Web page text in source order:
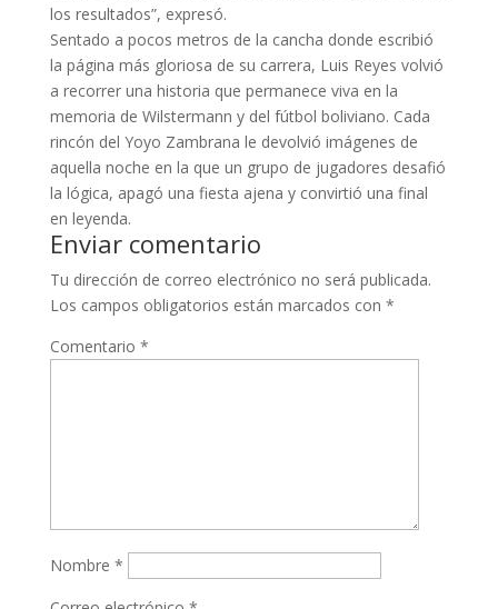
los resultados”, expresó.
Sentado a pocos metros de la cancha donde escribió
la página más gloriosa de su carrera, Luis Reyes volvió
a recorrer una historia que permanece viva en la
memoria de Wilstermann y del fútbol boliviano. Cada
rincón del Yoyo Zambrana le devolvió imágenes de
aquella noche en la que un grupo de jugadores desafió
la lógica, apagó una fiesta ajena y convirtió una final
en leyenda.
Enviar comentario
Tu dirección de correo electrónico no será publicada.
Los campos obligatorios están marcados con *
Comentario *
Nombre *